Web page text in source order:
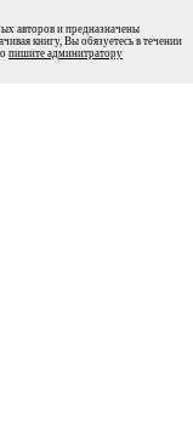
авторов и предназначены
книгу, Вы обязуетесь в течении
пишите админитратору